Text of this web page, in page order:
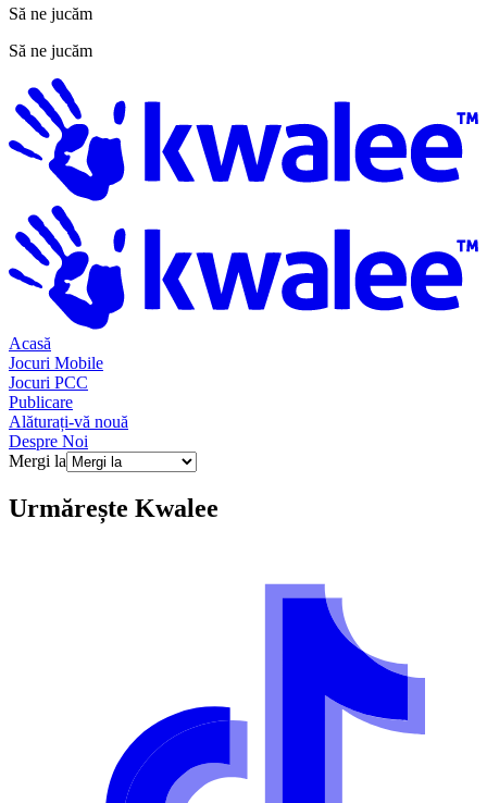
Să ne jucăm
Să ne jucăm
Acasă
Jocuri Mobile
Jocuri PCC
Publicare
Alăturați-vă nouă
Despre Noi
Mergi la
Urmărește Kwalee